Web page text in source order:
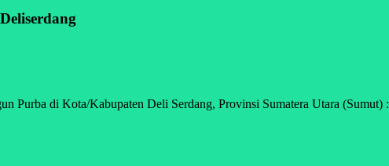
Purba di Kota/Kabupaten Deli Serdang, Provinsi Sumatera Utara (Sumut) :